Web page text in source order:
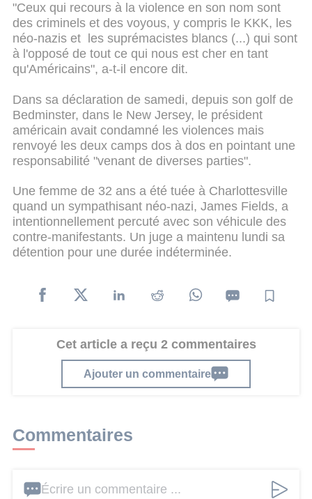
"Ceux qui recours à la violence en son nom sont
des criminels et des voyous, y compris le KKK, les
néo-nazis et les suprémacistes blancs (...) qui sont
à l'opposé de tout ce qui nous est cher en tant
qu'Américains", a-t-il encore dit.
Dans sa déclaration de samedi, depuis son golf de
Bedminster, dans le New Jersey, le président
américain avait condamné les violences mais
renvoyé les deux camps dos à dos en pointant une
responsabilité "venant de diverses parties".
Une femme de 32 ans a été tuée à Charlottesville
quand un sympathisant néo-nazi, James Fields, a
intentionnellement percuté avec son véhicule des
contre-manifestants. Un juge a maintenu lundi sa
détention pour une durée indéterminée.
Cet article a reçu 2 commentaires
Ajouter un commentaire
Commentaires
Écrire un commentaire ...